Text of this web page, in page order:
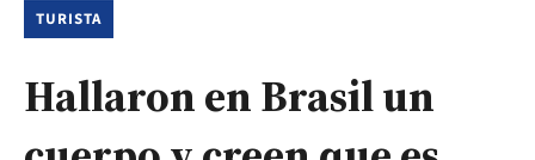
TURISTA
Hallaron en Brasil un